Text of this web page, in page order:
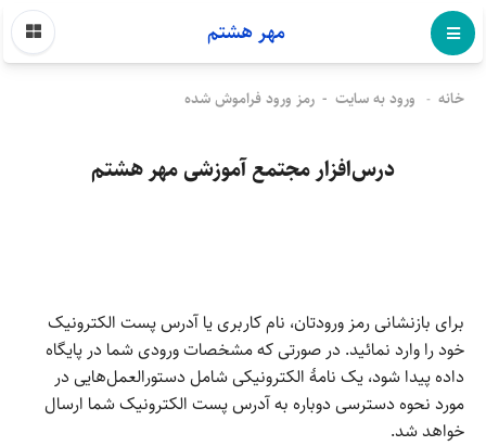
مهر هشتم
خانه ورود به سایت رمز ورود فراموش شده
درس‌افزار مجتمع آموزشی مهر هشتم
برای بازنشانی رمز ورودتان، نام کاربری یا آدرس پست الکترونیک
خود را وارد نمائید. در صورتی که مشخصات ورودی شما در پایگاه
داده پیدا شود، یک نامهٔ الکترونیکی شامل دستورالعمل‌هایی در
مورد نحوه دسترسی دوباره به آدرس پست الکترونیک شما ارسال
خواهد شد.